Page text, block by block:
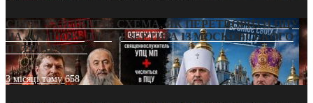
СВЯТІ УХИЛЯНТИ: СХЕМА, ЯК ПЕРЕТВОРИТИ ПЦУ
НА «ОФШОР» ДЛЯ ДЕЗЕРТИРА ІЗ МОСКОВСЬКОГО
ПАТРІАРХАТУ
3 місяці тому658